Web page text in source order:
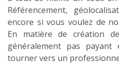
Référencement,
encore si vous voulez de
En matière de création
généralement pas
tourner vers un